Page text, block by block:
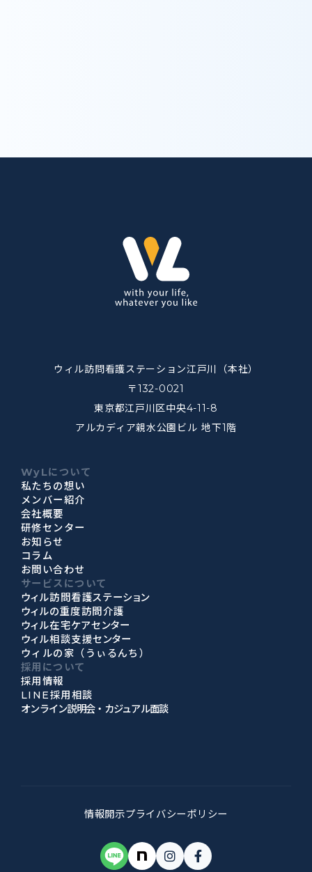
ウィル訪問看護ステーション江戸川（本社）
〒132-0021
東京都江戸川区中央4-11-8
アルカディア親水公園ビル 地下1階
WyLについて
私たちの想い
メンバー紹介
会社概要
研修センター
お知らせ
コラム
お問い合わせ
サービスについて
ウィル訪問看護ステーション
ウィルの重度訪問介護
ウィル在宅ケアセンター
ウィル相談支援センター
ウィルの家（うぃるんち）
採用について
採用情報
LINE採用相談
オンライン説明会・カジュアル面談
情報開示プライバシーポリシー